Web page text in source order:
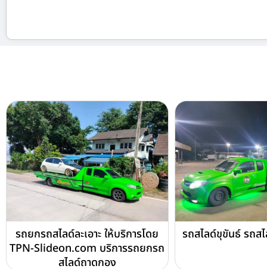
รถยกรถสไลด์ละเอาะ ให้บริการโดย
TPN-Slideon.com บริการรถยกรถ
สไลด์ถาดกอง
รถสไลด์ขุขันธ์ รถส